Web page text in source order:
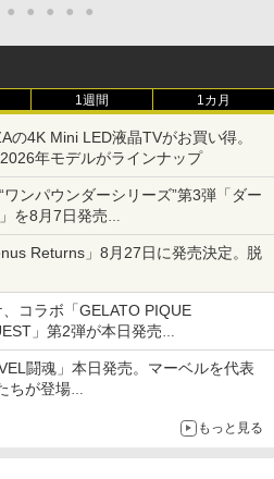
● ● ● ● ●
1週間 1カ月
の4K Mini LED液晶TVがお買い得。
年モデルがラインナップ
ンパウンダーシリーズ”第3弾「ダー
を8月7日発売
ス」を使用した超大型チーズバーガー
Returns」8月27日に発売決定。脱
なるセールが実施
、コラボ「GELATO PIQUE
」第2弾が本日発売
イムやわたぼう、ベビーサタンなどが
闘魂」本日発売。マーベルを代表
ちが登場
もっと見る